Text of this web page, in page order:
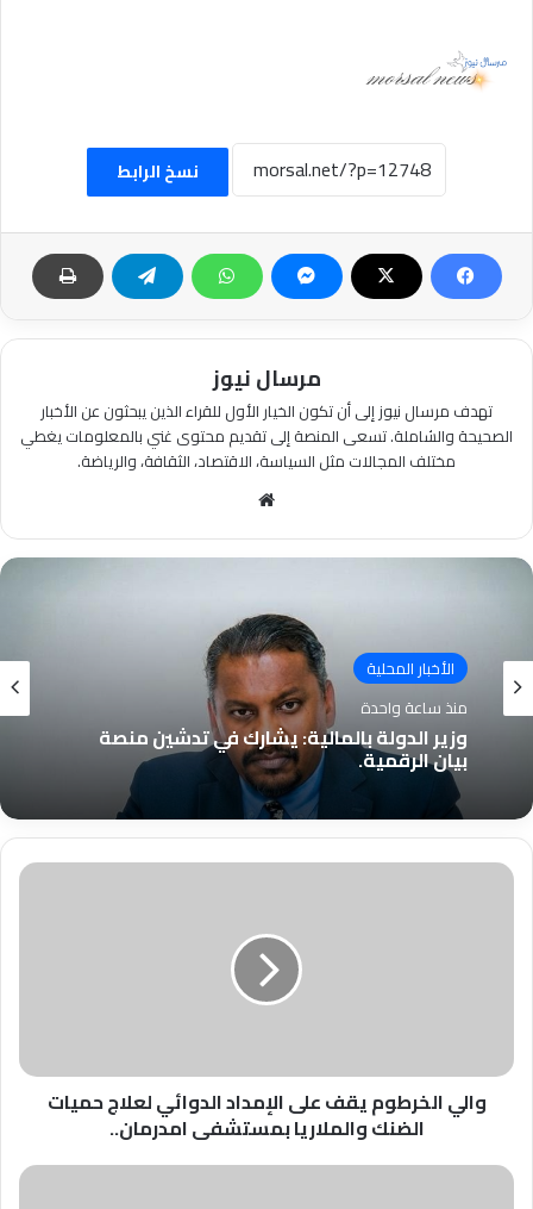
نسخ الرابط
مرسال نيوز
تهدف مرسال نيوز إلى أن تكون الخيار الأول للقراء الذين يبحثون عن الأخبار
الصحيحة والشاملة. تسعى المنصة إلى تقديم محتوى غني بالمعلومات يغطي
مختلف المجالات مثل السياسة، الاقتصاد، الثقافة، والرياضة.
الأخبار المحلية
منذ ساعة واحدة
وزير الدولة بالمالية: يشارك في تدشين منصة
بيان الرقمية.
والي
الضنك
والملاريا
بمستشفى
والي الخرطوم يقف على الإمداد الدوائي لعلاج حميات
الضنك والملاريا بمستشفى امدرمان..
د.